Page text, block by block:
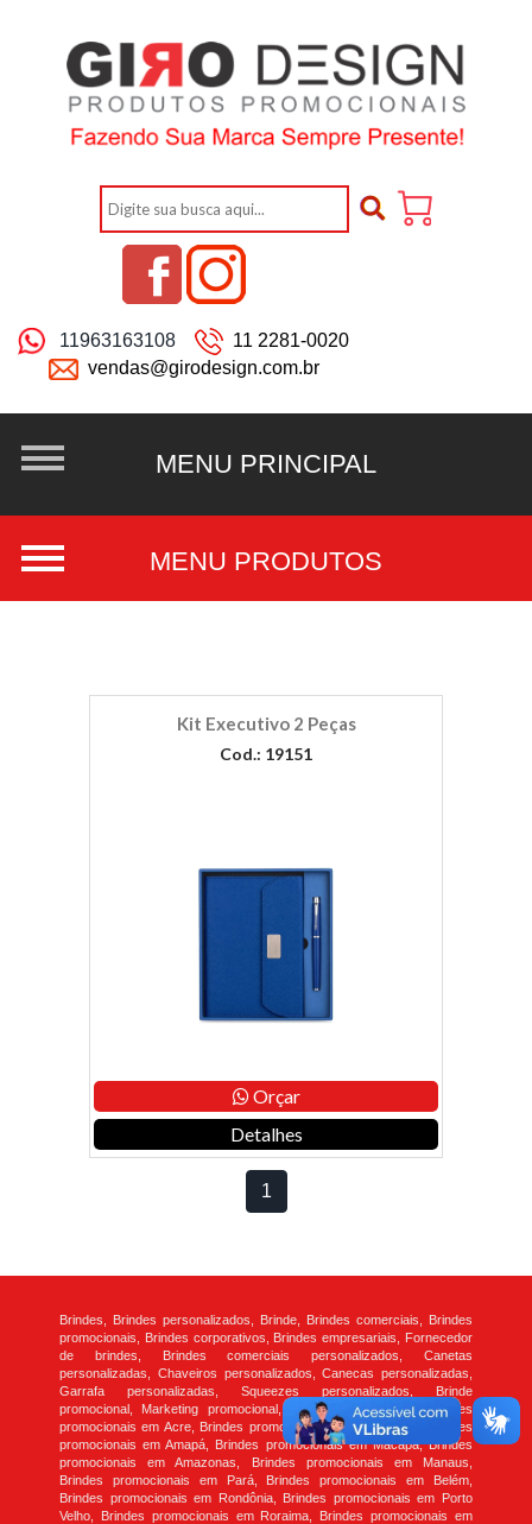
11963163108
11 2281-0020
vendas@girodesign.com.br
Kit Executivo 2 Peças
Cod.: 19151
Orçar
Detalhes
1
Brindes, Brindes personalizados, Brinde, Brindes comerciais, Brindes
promocionais, Brindes corporativos, Brindes empresariais, Fornecedor
de brindes, Brindes comerciais personalizados, Canetas
personalizadas, Chaveiros personalizados, Canecas personalizadas,
Garrafa personalizadas, Squeezes personalizados, Brinde
promocional, Marketing promocional, Empresa de brindes, Brindes
promocionais em Acre, Brindes promocionais em Rio Branco, Brindes
promocionais em Amapá, Brindes promocionais em Macapá, Brindes
promocionais em Amazonas, Brindes promocionais em Manaus,
Brindes promocionais em Pará, Brindes promocionais em Belém,
Brindes promocionais em Rondônia, Brindes promocionais em Porto
Velho, Brindes promocionais em Roraima, Brindes promocionais em